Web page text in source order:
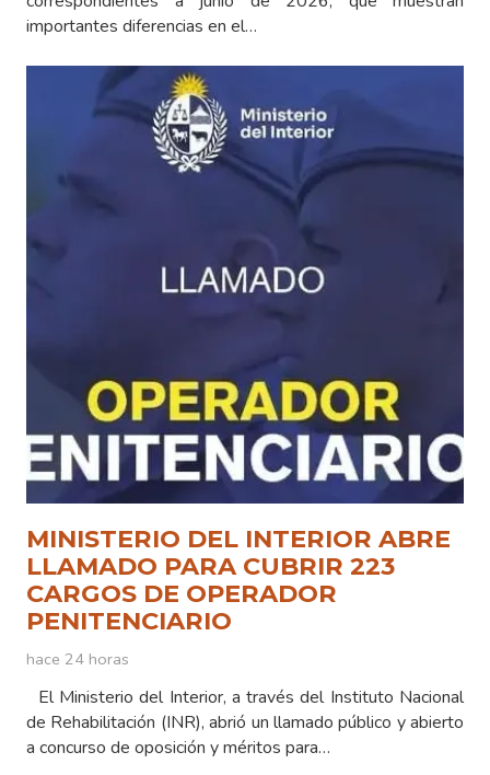
importantes diferencias en el…
MINISTERIO DEL INTERIOR ABRE
LLAMADO PARA CUBRIR 223
CARGOS DE OPERADOR
PENITENCIARIO
hace 24 horas
El Ministerio del Interior, a través del Instituto Nacional
de Rehabilitación (INR), abrió un llamado público y abierto
a concurso de oposición y méritos para…